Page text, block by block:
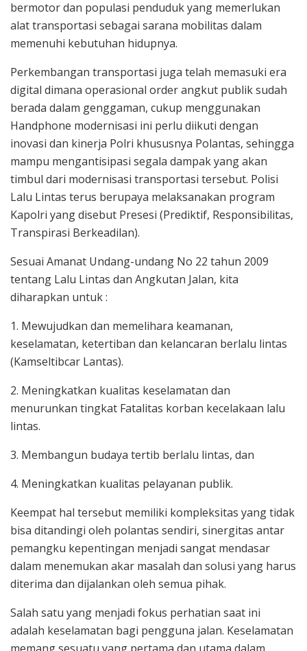
bermotor dan populasi penduduk yang memerlukan
alat transportasi sebagai sarana mobilitas dalam
memenuhi kebutuhan hidupnya.
Perkembangan transportasi juga telah memasuki era
digital dimana operasional order angkut publik sudah
berada dalam genggaman, cukup menggunakan
Handphone modernisasi ini perlu diikuti dengan
inovasi dan kinerja Polri khususnya Polantas, sehingga
mampu mengantisipasi segala dampak yang akan
timbul dari modernisasi transportasi tersebut. Polisi
Lalu Lintas terus berupaya melaksanakan program
Kapolri yang disebut Presesi (Prediktif, Responsibilitas,
Transpirasi Berkeadilan).
Sesuai Amanat Undang-undang No 22 tahun 2009
tentang Lalu Lintas dan Angkutan Jalan, kita
diharapkan untuk :
1. Mewujudkan dan memelihara keamanan,
keselamatan, ketertiban dan kelancaran berlalu lintas
(Kamseltibcar Lantas).
2. Meningkatkan kualitas keselamatan dan
menurunkan tingkat Fatalitas korban kecelakaan lalu
lintas.
3. Membangun budaya tertib berlalu lintas, dan
4. Meningkatkan kualitas pelayanan publik.
Keempat hal tersebut memiliki kompleksitas yang tidak
bisa ditandingi oleh polantas sendiri, sinergitas antar
pemangku kepentingan menjadi sangat mendasar
dalam menemukan akar masalah dan solusi yang harus
diterima dan dijalankan oleh semua pihak.
Salah satu yang menjadi fokus perhatian saat ini
adalah keselamatan bagi pengguna jalan. Keselamatan